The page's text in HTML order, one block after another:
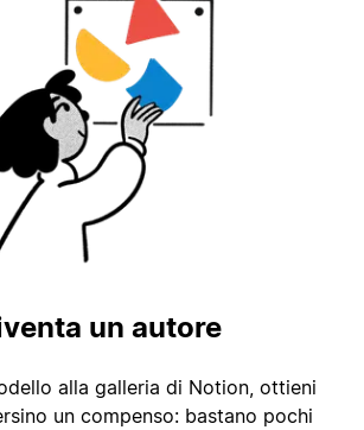
un autore
alla galleria di Notion, ottieni
un compenso: bastano pochi